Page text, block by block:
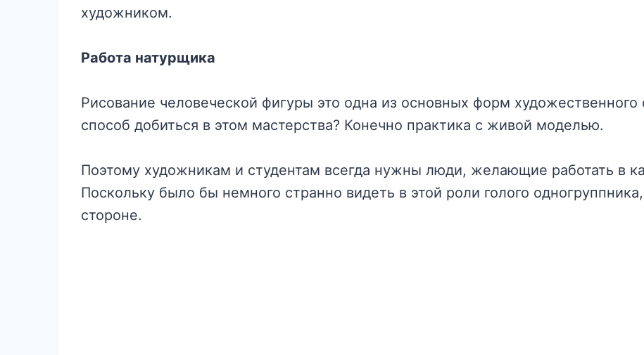
художником.
Работа натурщика
Рисование человеческой фигуры это одна из основных форм
способ добиться в этом мастерства? Конечно практика с живой моделью.
Поэтому художникам и студентам всегда нужны люди, желающие работать в
Поскольку было бы немного странно видеть в этой роли голого
стороне.